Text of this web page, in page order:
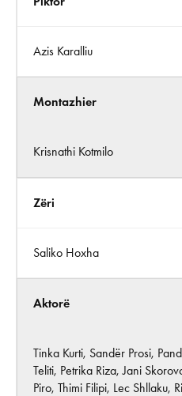
Azis Karalliu
Montazhier
Krisnathi Kotmilo
Zëri
Saliko Hoxha
Aktorë
Tinka Kurti, Sandër Prosi,
Teliti, Petrika Riza, Jani
Piro, Thimi Filipi, Lec Shllaku,